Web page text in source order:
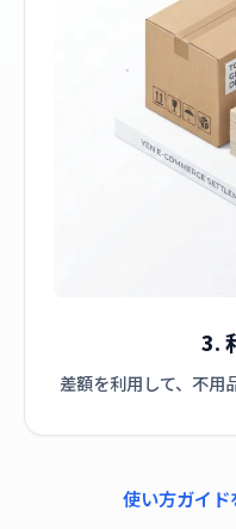
3.
差額を利用して、不用
使い方ガイ